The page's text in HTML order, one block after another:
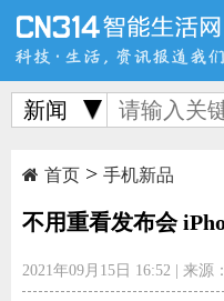
首页
新闻
首页> 手机新品
不用重看发布会
2021年09月15日 16:52 | 来源